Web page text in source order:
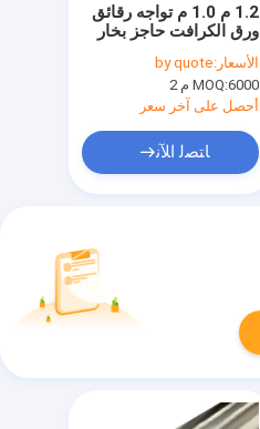
1.2 م 1.0 م تواجه رقائق
ورق الكرافت حاجز بخار
العزل
الأسعار:by quote
MOQ:6000 م 2
أحصل على آخر سعر
ﺎﺘﺼﻟ ﺍﻶﻧ